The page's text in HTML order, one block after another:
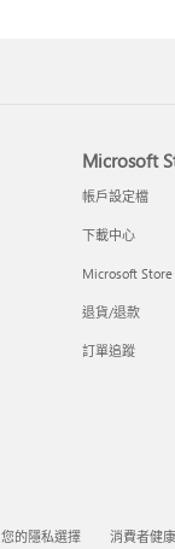
Microsoft
帳戶設定檔
下載中心
Microsoft
退貨/退款
訂單追蹤
您的隱私選擇 消費者健